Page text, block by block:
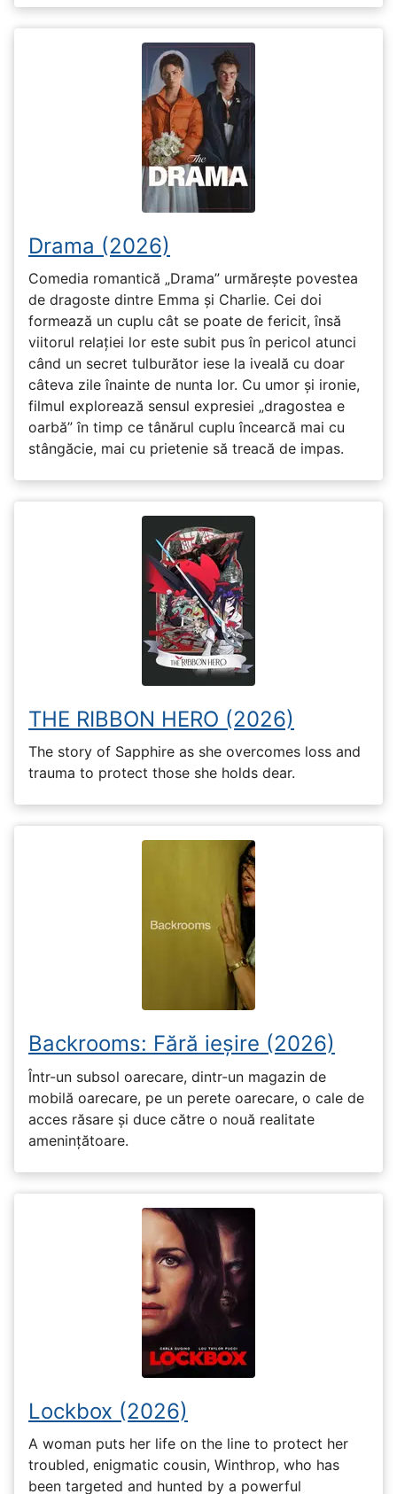
Drama (2026)
Comedia romantică „Drama” urmărește povestea
de dragoste dintre Emma și Charlie. Cei doi
formează un cuplu cât se poate de fericit, însă
viitorul relației lor este subit pus în pericol atunci
când un secret tulburător iese la iveală cu doar
câteva zile înainte de nunta lor. Cu umor și ironie,
filmul explorează sensul expresiei „dragostea e
oarbă” în timp ce tânărul cuplu încearcă mai cu
stângăcie, mai cu prietenie să treacă de impas.
THE RIBBON HERO (2026)
The story of Sapphire as she overcomes loss and
trauma to protect those she holds dear.
Backrooms: Fără ieșire (2026)
Într-un subsol oarecare, dintr-un magazin de
mobilă oarecare, pe un perete oarecare, o cale de
acces răsare și duce către o nouă realitate
amenințătoare.
Lockbox (2026)
A woman puts her life on the line to protect her
troubled, enigmatic cousin, Winthrop, who has
been targeted and hunted by a powerful